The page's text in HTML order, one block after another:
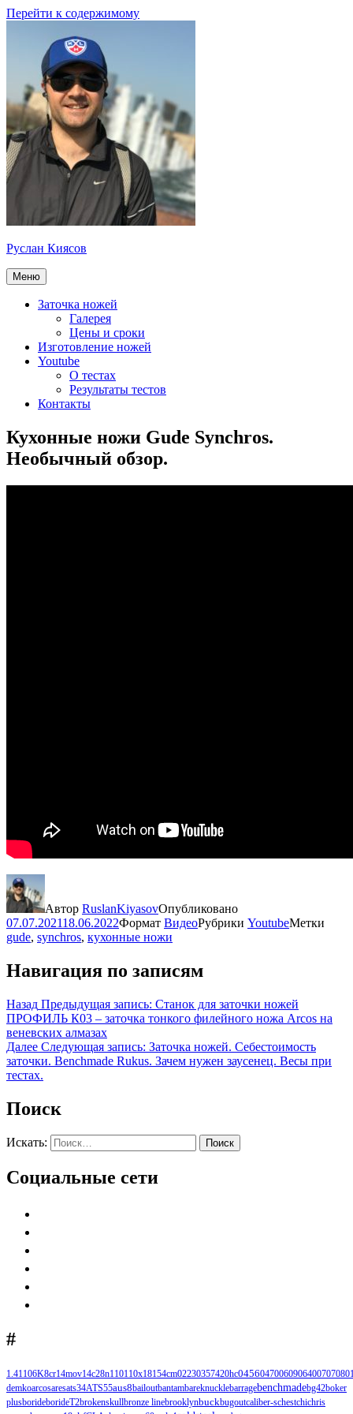
Перейти к содержимому
Руслан Киясов
Меню
Заточка ножей
Галерея
Цены и сроки
Изготовление ножей
Youtube
О тестах
Результаты тестов
Контакты
Кухонные ножи Gude Synchros.
Необычный обзор.
Автор RuslanKiyasovОпубликовано
07.07.202118.06.2022Формат ВидеоРубрики YoutubeМетки
gude, synchros, кухонные ножи
Навигация по записям
Назад Предыдущая запись: Станок для заточки ножей
ПРОФИЛЬ К03 – заточка тонкого филейного ножа Arcos на
веневских алмазах
Далее Следующая запись: Заточка ножей. Себестоимость
заточки. Benchmade Rukus. Зачем нужен заусенец. Весы при
тестах.
Поиск
Искать: Поиск
Социальные сети
#
1.41106K8cr14mov14c28n110110х18154cm02230357420hc04560470060906400707
demkoarcosaresats34ATS55aus8bailoutbantambareknucklebarragebenchmadebg42boker
plusborideborideT2brokenskullbronze linebrooklynbuckbugoutcaliber-schestchichris